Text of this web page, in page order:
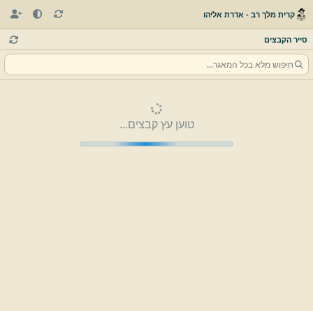
קרית מלך רב - אדרת אליהו
סייר הקבצים
טוען עץ קבצים...